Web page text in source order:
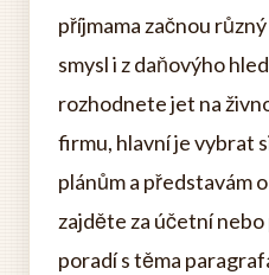
příjmama začnou
smysl i z daňovýho
rozhodnete jet na
firmu, hlavní je vybrat
plánům a představám
zajděte za účetní
poradí s těma